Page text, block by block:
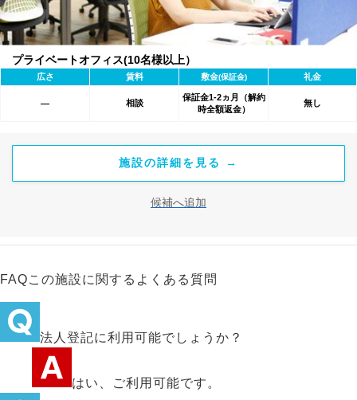
プライベートオフィス(10名様以上）
広さ 賃料 敷金(保証金) 礼金
― 相談
保証金1-2ヵ月（解約
時全額返金）
無し
施設の詳細を見る →
候補へ追加
FAQこの施設に関するよくある質問
法人登記に利用可能でしょうか？
はい、ご利用可能です。